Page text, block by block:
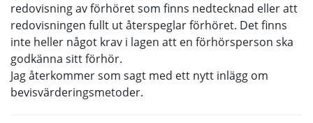
redovisning av förhöret som finns nedtecknad eller att
redovisningen fullt ut återspeglar förhöret. Det finns
inte heller något krav i lagen att en förhörsperson ska
godkänna sitt förhör.
Jag återkommer som sagt med ett nytt inlägg om
bevisvärderingsmetoder.